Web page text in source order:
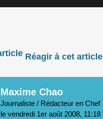
Réagir à cet article
Maxime Chao
Journaliste / Rédacteur en Chef
le vendredi 1er août 2008, 11:18